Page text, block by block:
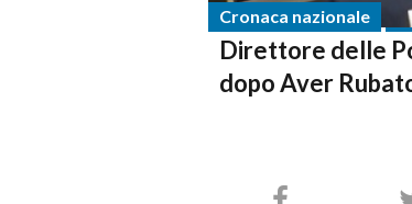
Cronaca nazionale
Direttore delle
dopo Aver